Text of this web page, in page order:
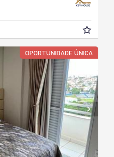
OPORTUNIDADE ÚNICA